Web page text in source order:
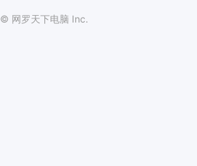
© 网罗天下电脑 Inc.